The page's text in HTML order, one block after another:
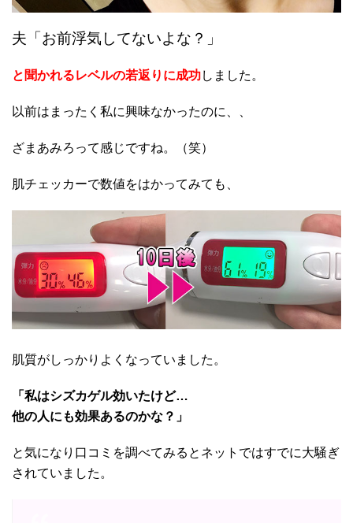
夫「お前浮気してないよな？」
と聞かれるレベルの若返りに成功しました。
以前はまったく私に興味なかったのに、、
ざまあみろって感じですね。（笑）
肌チェッカーで数値をはかってみても、
肌質がしっかりよくなっていました。
「私はシズカゲル効いたけど…
他の人にも効果あるのかな？」
と気になり口コミを調べてみるとネットではすでに大騒ぎ
されていました。